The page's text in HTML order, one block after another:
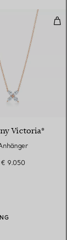
mit
Victoria®
€ 9.050